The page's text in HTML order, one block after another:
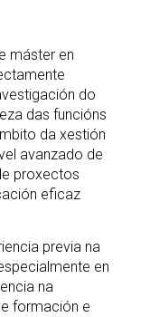
máster en
do
das funcións
da xestión
avanzado de
proxectos
eficaz
previa na
en
na
formación e